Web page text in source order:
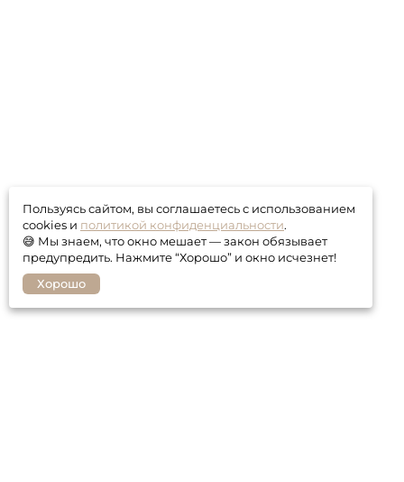
Пользуясь сайтом, вы соглашаетесь с использованием
cookies и политикой конфиденциальности.
😅 Мы знаем, что окно мешает — закон обязывает
предупредить. Нажмите “Хорошо” и окно исчезнет!
Хорошо